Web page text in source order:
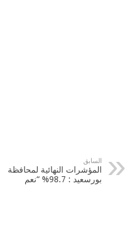
السابق
المؤشرات النهائية لمحافظة
بورسعيد : 98.7% “نعم